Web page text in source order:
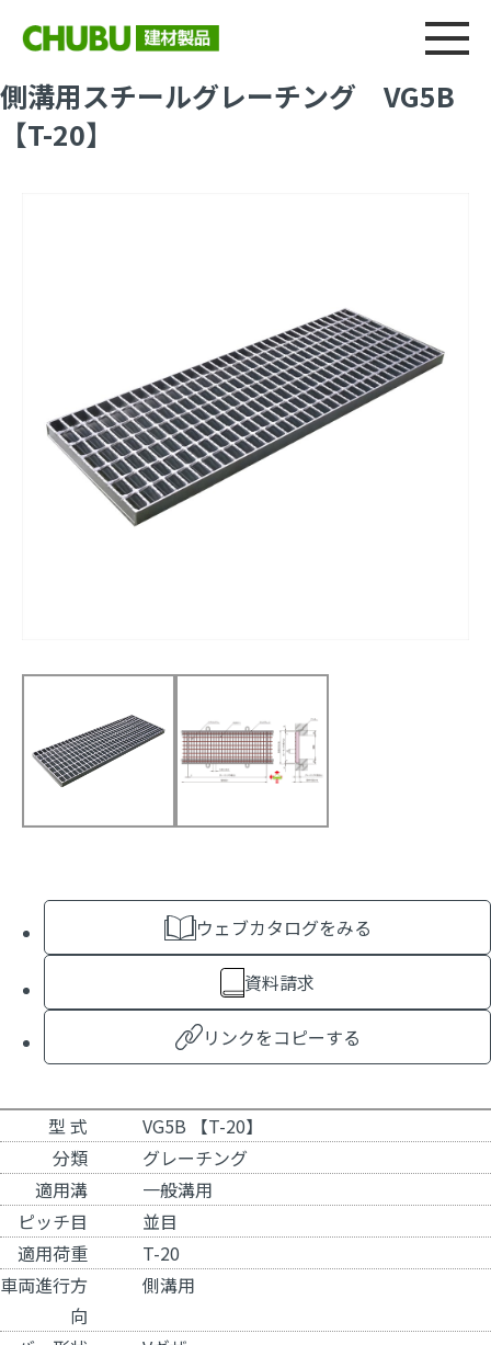
総合
側溝用スチールグレーチング VG5B
【T-20】
ウェブカタログをみる
資料請求
リンクをコピーする
型 式
VG5B 【T-20】
分類
グレーチング
適用溝
一般溝用
ピッチ目
並目
適用荷重
T-20
車両進行方
向
側溝用